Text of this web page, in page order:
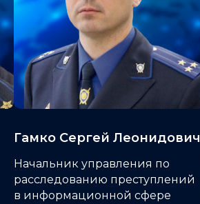
Аитов Тимур Науфальевич
Председатель комиссии по
финансовой безопасности
Совета ТППРФ